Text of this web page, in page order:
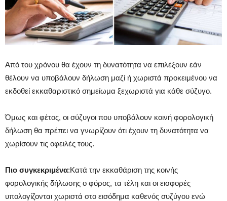
Από του χρόνου θα έχουν τη δυνατότητα να επιλέξουν εάν
θέλουν να υποβάλουν δήλωση μαζί ή χωριστά προκειμένου να
εκδοθεί εκκαθαριστικό σημείωμα ξεχωριστά για κάθε σύζυγο.
Όμως και φέτος, οι σύζυγοι που υποβάλουν κοινή φορολογική
δήλωση θα πρέπει να γνωρίζουν ότι έχουν τη δυνατότητα να
χωρίσουν τις οφειλές τους.
Πιο συγκεκριμένα:Κατά την εκκαθάριση της κοινής
φορολογικής δήλωσης ο φόρος, τα τέλη και οι εισφορές
υπολογίζονται χωριστά στο εισόδημα καθενός συζύγου ενώ